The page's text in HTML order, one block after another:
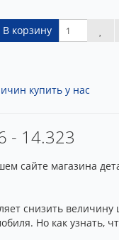
В корзину
купить у нас
- 14.323
сайте магазина
снизить величину
Но как узнать,